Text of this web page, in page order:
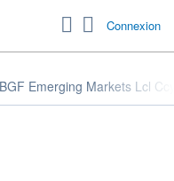
Connexion
Emerging Markets Lcl